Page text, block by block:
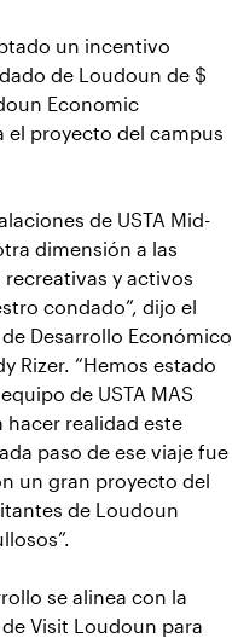
un incentivo
de Loudoun de $
Economic
el proyecto del campus
de USTA Mid-
dimensión a las
y activos
condado”, dijo el
Desarrollo Económico
Rizer. “Hemos estado
de USTA MAS
hacer realidad este
paso de ese viaje fue
un gran proyecto del
de Loudoun
se alinea con la
Visit Loudoun para